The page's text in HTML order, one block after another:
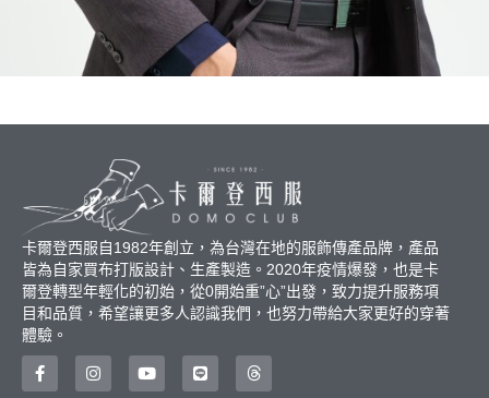
卡爾登西服自1982年創立，為台灣在地的服飾傳產品牌，產品
皆為自家買布打版設計、生產製造。2020年疫情爆發，也是卡
爾登轉型年輕化的初始，從0開始重”心”出發，致力提升服務項
目和品質，希望讓更多人認識我們，也努力帶給大家更好的穿著
體驗。